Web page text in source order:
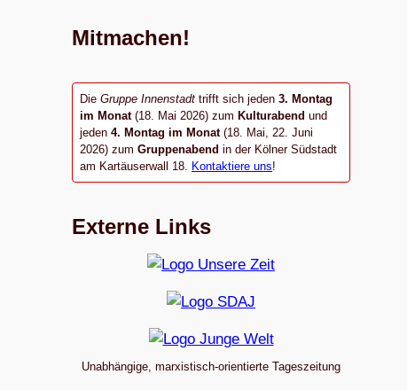
Mitmachen!
Die Gruppe Innenstadt trifft sich jeden 3. Montag
im Monat (18. Mai 2026) zum Kulturabend und
jeden 4. Montag im Monat(18. Mai, 22. Juni
2026) zum Gruppenabend in der Kölner Südstadt
am Kartäuserwall 18.
Kontaktiere uns!
Externe Links
Unabhängige, marxistisch-orientierte Tageszeitung